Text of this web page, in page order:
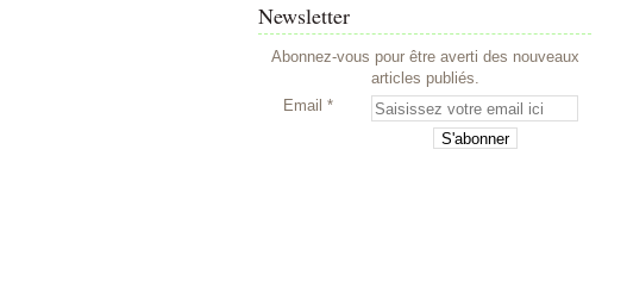
Newsletter
Abonnez-vous pour être averti des nouveaux
articles publiés.
Email